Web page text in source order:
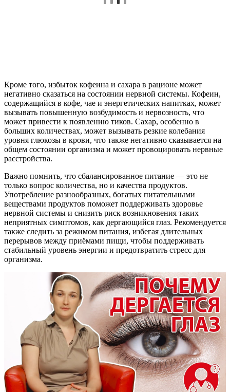
Кроме того, избыток кофеина и сахара в рационе может
негативно сказаться на состоянии нервной системы. Кофеин,
содержащийся в кофе, чае и энергетических напитках, может
вызывать повышенную возбудимость и нервозность, что
может привести к появлению тиков. Сахар, особенно в
больших количествах, может вызывать резкие колебания
уровня глюкозы в крови, что также негативно сказывается на
общем состоянии организма и может провоцировать нервные
расстройства.
Важно помнить, что сбалансированное питание — это не
только вопрос количества, но и качества продуктов.
Употребление разнообразных, богатых питательными
веществами продуктов поможет поддерживать здоровье
нервной системы и снизить риск возникновения таких
неприятных симптомов, как дергающийся глаз. Рекомендуется
также следить за режимом питания, избегая длительных
перерывов между приёмами пищи, чтобы поддерживать
стабильный уровень энергии и предотвратить стресс для
организма.